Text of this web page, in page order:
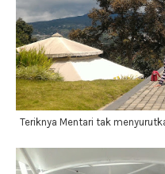
Teriknya Mentari tak